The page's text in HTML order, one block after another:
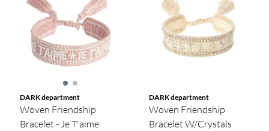
DARK department
Woven Friendship
Bracelet - Je T'aime
DARK department
Woven Friendship
Bracelet W/Crystals